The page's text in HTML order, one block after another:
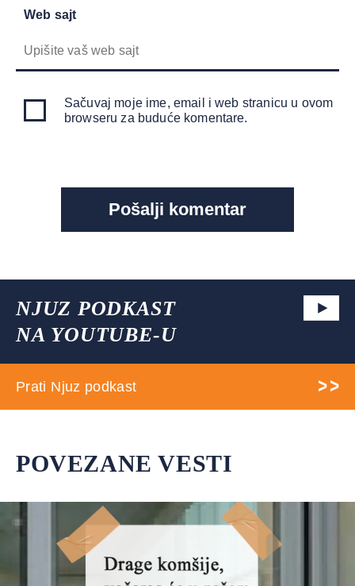
Web sajt
Sačuvaj moje ime, email i web stranicu u ovom
browseru za buduće komentare.
NJUZ PODKAST
NA YOUTUBE-U
Prati Njuz podkast
POVEZANE VESTI